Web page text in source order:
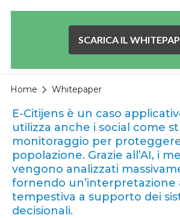
SCARICA IL
Home Whitepaper
E-Citijens è un caso
utilizza anche i social come
monitoraggio per
popolazione. Grazie all’AI, i
vengono analizzati
fornendo un’interpretazione
tempestiva a supporto dei
decisionali.